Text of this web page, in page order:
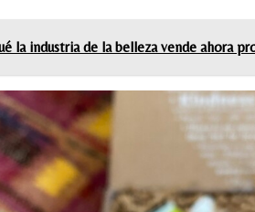
la industria de la belleza vende ahora